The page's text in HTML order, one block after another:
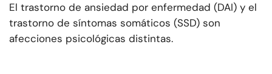
El trastorno de ansiedad por enfermedad (DAI) y el
trastorno de síntomas somáticos (SSD) son
afecciones psicológicas distintas.